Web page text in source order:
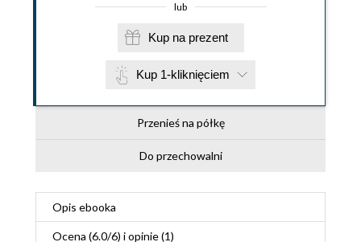
lub
Kup na prezent
Kup 1-kliknięciem
Przenieś na półkę
Do przechowalni
Opis ebooka
Ocena (6.0/6) i opinie (1)